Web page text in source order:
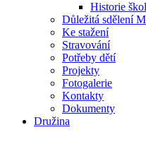
Historie
Důležitá sdělení
Ke stažení
Stravování
Potřeby dětí
Projekty
Fotogalerie
Kontakty
Dokumenty
Družina